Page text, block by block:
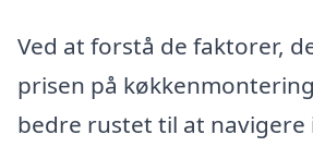
Ved at forstå de faktorer,
prisen på
bedre rustet til at navigere